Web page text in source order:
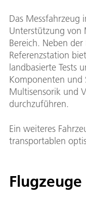
Das Messfahrzeug
Unterstützung von
Bereich. Neben
Referenzstation
landbasierte Tests
Komponenten und
Multisensorik und
durchzuführen.
Ein weiteres
transportablen
Flugzeuge